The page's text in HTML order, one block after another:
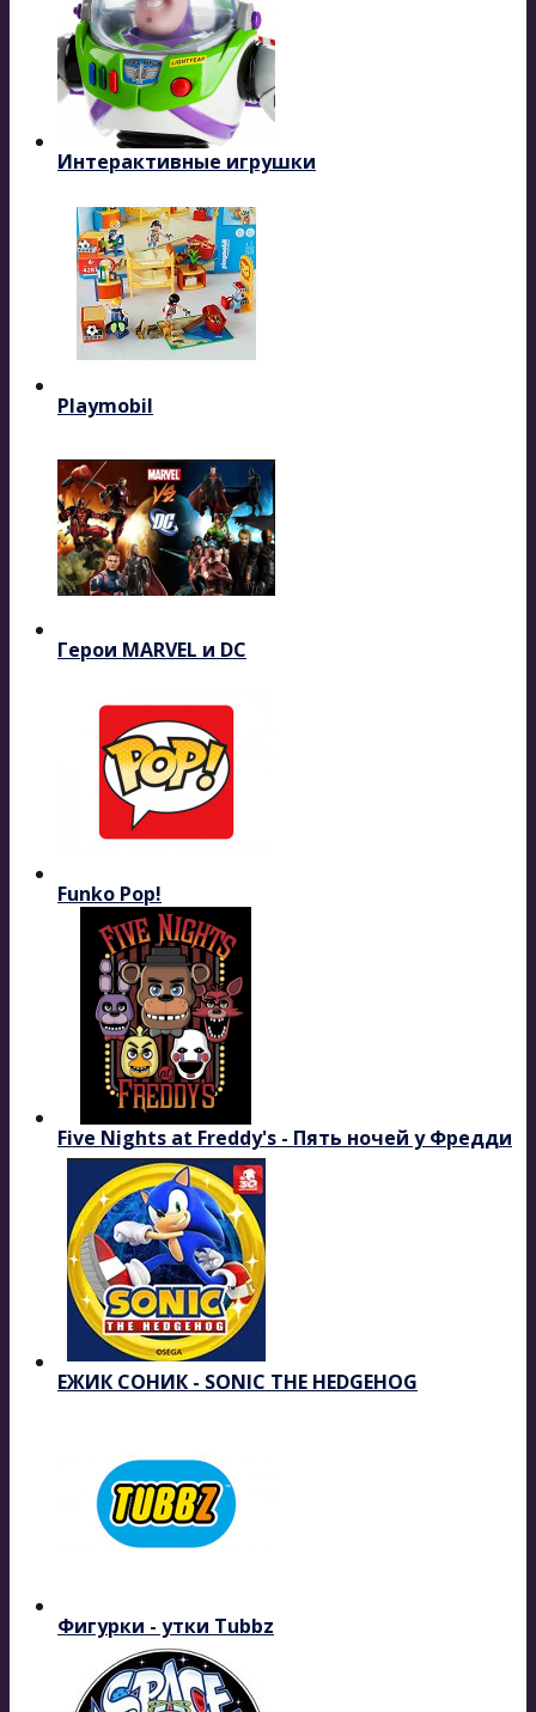
Интерактивные игрушки
Playmobil
Герои MARVEL и DC
Funko Pop!
Five Nights at Freddy's - Пять ночей у Фредди
ЕЖИК СОНИК - SONIC THE HEDGEHOG
Фигурки - утки Tubbz